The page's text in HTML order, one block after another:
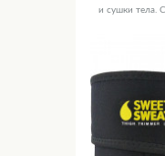
и сушки тела.